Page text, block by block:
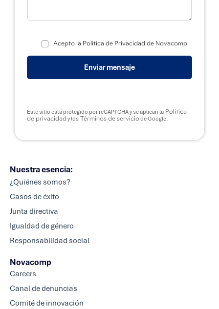
Acepto la Política de Privacidad de Novacomp
Enviar mensaje
Este sitio está protegido por reCAPTCHA y se aplican la Política
de privacidad y los Términos de serviciode Google.
Nuestra esencia:
¿Quiénes somos?
Casos de éxito
Junta directiva
Igualdad de género
Responsabilidad social
Novacomp
Careers
Canal de denuncias
Comité de innovación